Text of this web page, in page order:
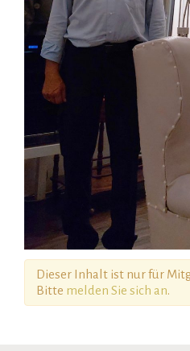
Dieser Inhalt ist nur für
Bitte melden Sie sich an.